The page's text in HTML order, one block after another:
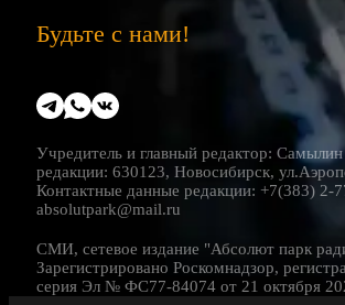
Будьте с нами!
Учредитель и главный редактор:
редакции: 630123, Новосибирск,
Контактные данные редакции: +7(383) 2-
absolutpark@mail.ru
СМИ, сетевое издание "Абсолют парк
Зарегистрировано Роскомнадзор,
серия Эл № ФС77-84074 от 21 октября